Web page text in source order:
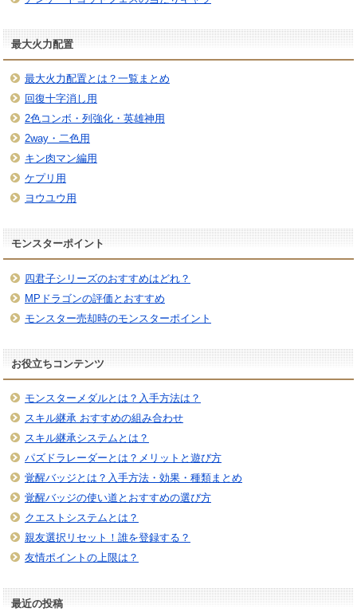
最大火力配置
最大火力配置とは？一覧まとめ
回復十字消し用
2色コンボ・列強化・英雄神用
2way・二色用
キン肉マン編用
ケプリ用
ヨウユウ用
モンスターポイント
四君子シリーズのおすすめはどれ？
MPドラゴンの評価とおすすめ
モンスター売却時のモンスターポイント
お役立ちコンテンツ
モンスターメダルとは？入手方法は？
スキル継承 おすすめの組み合わせ
スキル継承システムとは？
パズドラレーダーとは？メリットと遊び方
覚醒バッジとは？入手方法・効果・種類まとめ
覚醒バッジの使い道とおすすめの選び方
クエストシステムとは？
親友選択リセット！誰を登録する？
友情ポイントの上限は？
最近の投稿